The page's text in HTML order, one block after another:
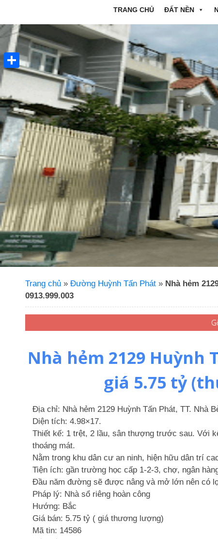
TRANG CHỦ ĐẤT NỀN
Trang chủ » Đường Huỳnh Tấn Phát » Nhà hẻm
0913.999.003
Nhà hẻm 2129 Huỳnh
giá 5.75 tỷ
Địa chỉ: Nhà hẻm 2129 Huỳnh Tấn Phát, TT. Nhà
Diện tích: 4.98×17.
Thiết kế: 1 trệt, 2 lầu, sân thượng trước sau. Với
thoáng mát.
Nằm trong khu dân cư an ninh, hiện hữu dân trí
Tiện ích: gần trường học cấp 1-2-3, chợ, ngân
Đầu năm đường sẽ được nâng và mở lớn nên có
Pháp lý: Nhà sổ riêng hoàn công
Hướng: Bắc
Giá bán: 5.75 tỷ ( giá thương lượng)
Mã tin: 14586
Share